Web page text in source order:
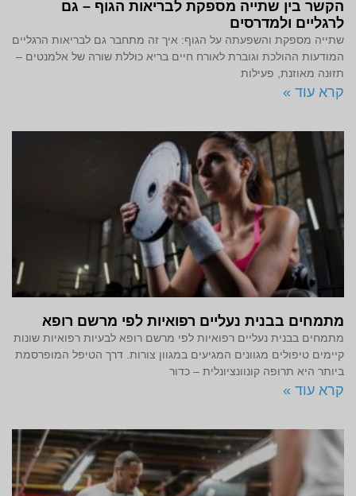
הקשר בין שתייה מספקת לבריאות הגוף – גם
לרגליים ולמדרסים
שתייה מספקת והשפעתה על הגוף: איך זה מתחבר גם לבריאות הרגליים
המודעות ההולכת וגוברת לאורח חיים בריא כוללת שורה של אלמנטים –
תזונה מאוזנת, פעילות
קרא עוד »
מתמחים בבנית נעליים רפואיות לפי מרשם רופא
מתמחים בבנית נעליים רפואיות לפי מרשם רופא לבעיות רפואיות שונות
קיימים טיפולים מגוונים המגיעים במגוון צורות. דרך הטיפל המופרסמת
ביותר היא תרופה קונוונציונלית – כדור
קרא עוד »